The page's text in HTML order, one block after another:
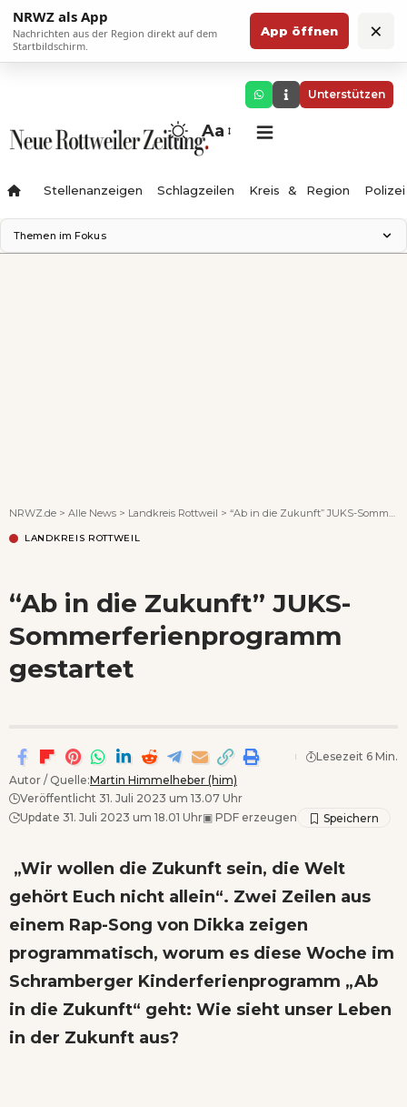
NRWZ als App
Nachrichten aus der Region direkt auf dem
Startbildschirm.
App öffnen ×
Unterstützen
Aa
Stellenanzeigen Schlagzeilen Kreis & Region Polizei
Themen im Fokus
NRWZ.de > Alle News > Landkreis Rottweil > “Ab in die Zukunft” JUKS-Sommerferienprogramm gestartet
LANDKREIS ROTTWEIL
“Ab in die Zukunft” JUKS-
Sommerferienprogramm
gestartet
Autor / Quelle:Martin Himmelheber (him)
Veröffentlicht 31. Juli 2023 um 13.07 Uhr
Update 31. Juli 2023 um 18.01 Uhr▣ PDF erzeugen
Lesezeit 6 Min.
„Wir wollen die Zukunft sein, die Welt
gehört Euch nicht allein“. Zwei Zeilen aus
einem Rap-Song von Dikka zeigen
programmatisch, worum es diese Woche im
Schramberger Kinderferienprogramm „Ab
in die Zukunft“ geht: Wie sieht unser Leben
in der Zukunft aus?